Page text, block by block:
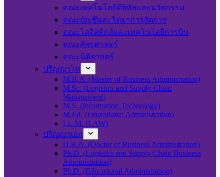
คณะเทคโนโลยีดิจิทัลและนวัตกรรม
คณะบัญชีและวิทยาการจัดการ
คณะโลจิสติกส์และเทคโนโลยีการบิน
คณะศิลปศาสตร์
คณะนิติศาสตร์
ปริญญาโท
M.B.A. (Master of Business Administration)
M.Sc. (Logistics and Supply Chain
Management)
M.S. (Information Technology)
M.Ed. (Educational Administration)
LL.M. (LAW)
ปริญญาเอก
D.B.A. (Doctor of Business Administration)
Ph.D. (Logistics and Supply Chain Business
Administration)
Ph.D. (Educational Administration)